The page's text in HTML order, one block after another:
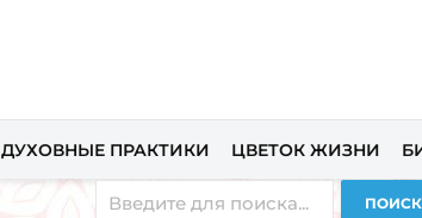
ДУХОВНЫЕ ПРАКТИКИ ЦВЕТОК ЖИЗНИ
ПОИСК